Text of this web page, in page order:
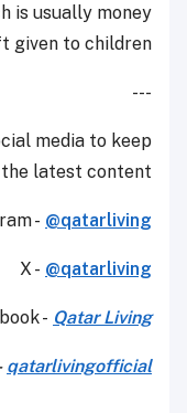
is usually money
given to children.
---
media to keep
latest content.
- @qatarliving
X - @qatarliving
- Qatar Living
qatarlivingofficial